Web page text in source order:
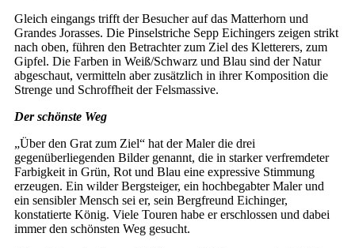
Gleich eingangs trifft der Besucher auf das Matterhorn und
Grandes Jorasses. Die Pinselstriche Sepp Eichingers zeigen strikt
nach oben, führen den Betrachter zum Ziel des Kletterers, zum
Gipfel. Die Farben in Weiß/Schwarz und Blau sind der Natur
abgeschaut, vermitteln aber zusätzlich in ihrer Komposition die
Strenge und Schroffheit der Felsmassive.
Der schönste Weg
„Über den Grat zum Ziel“ hat der Maler die drei
gegenüberliegenden Bilder genannt, die in starker verfremdeter
Farbigkeit in Grün, Rot und Blau eine expressive Stimmung
erzeugen. Ein wilder Bergsteiger, ein hochbegabter Maler und
ein sensibler Mensch sei er, sein Bergfreund Eichinger,
konstatierte König. Viele Touren habe er erschlossen und dabei
immer den schönsten Weg gesucht.